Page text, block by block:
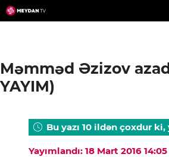
Skip
to
Məmməd Əzizov
YAYIM)
Bu yazı 10 ildən çoxdur ki,
Yayımlandı: 18 Mart 2016 14:05